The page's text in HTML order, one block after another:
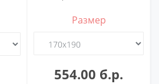
Размер
554.00 б.р.